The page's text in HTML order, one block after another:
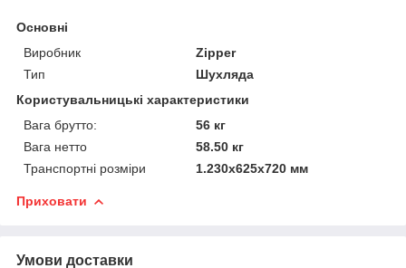
Основні
Виробник
Zipper
Тип
Шухляда
Користувальницькі характеристики
Вага брутто:
56 кг
Вага нетто
58.50 кг
Транспортні розміри
1.230x625x720 мм
Приховати
Умови доставки